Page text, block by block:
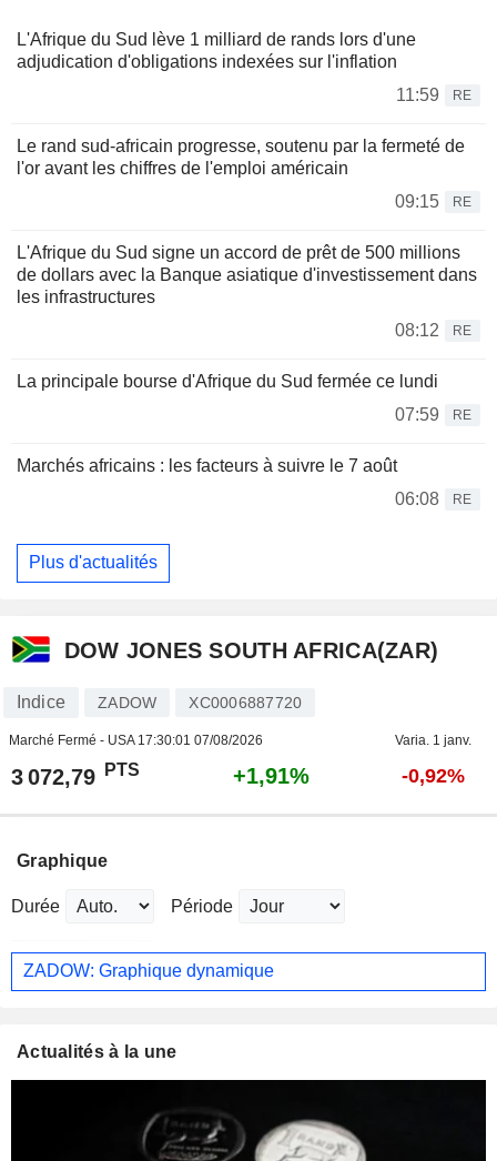
L'Afrique du Sud lève 1 milliard de rands lors d'une
adjudication d'obligations indexées sur l'inflation
11:59
RE
Le rand sud-africain progresse, soutenu par la fermeté de
l'or avant les chiffres de l'emploi américain
09:15
RE
L'Afrique du Sud signe un accord de prêt de 500 millions
de dollars avec la Banque asiatique d'investissement dans
les infrastructures
08:12
RE
La principale bourse d'Afrique du Sud fermée ce lundi
07:59
RE
Marchés africains : les facteurs à suivre le 7 août
06:08
RE
Plus d'actualités
DOW JONES SOUTH AFRICA(ZAR)
Indice ZADOW XC0006887720
Marché Fermé - USA 17:30:01 07/08/2026 Varia. 1 janv.
3 072,79 PTS +1,91% -0,92%
Graphique
Durée Période
ZADOW: Graphique dynamique
Actualités à la une